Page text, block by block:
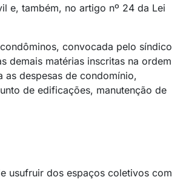
e, também, no artigo nº 24 da Lei
convocada pelo síndico
demais matérias inscritas na ordem
despesas de condomínio,
de edificações, manutenção de
usufruir dos espaços coletivos com